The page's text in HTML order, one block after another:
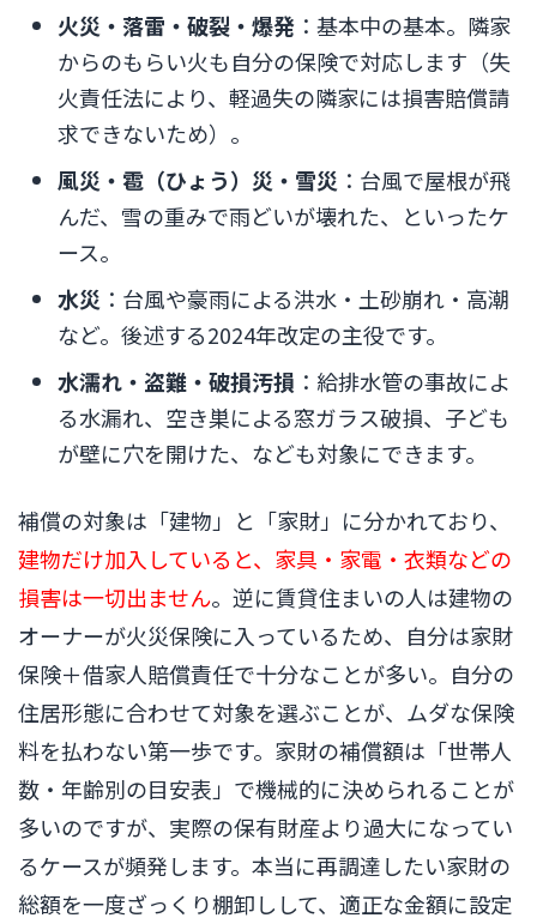
火災・落雷・破裂・爆発 ：基本中の基本。隣家
からのもらい火も自分の保険で対応します（失
火責任法により、軽過失の隣家には損害賠償請
求できないため）。
風災・雹（ひょう）災・雪災 ：台風で屋根が飛
んだ、雪の重みで雨どいが壊れた、といったケ
ース。
水災 ：台風や豪雨による洪水・土砂崩れ・高潮
など。後述する2024年改定の主役です。
水濡れ・盗難・破損汚損 ：給排水管の事故によ
る水漏れ、空き巣による窓ガラス破損、子ども
が壁に穴を開けた、なども対象にできます。
補償の対象は「建物」と「家財」に分かれており、
建物だけ加入していると、家具・家電・衣類などの
損害は一切出ません。逆に賃貸住まいの人は建物の
オーナーが火災保険に入っているため、自分は家財
保険＋借家人賠償責任で十分なことが多い。自分の
住居形態に合わせて対象を選ぶことが、ムダな保険
料を払わない第一歩です。家財の補償額は「世帯人
数・年齢別の目安表」で機械的に決められることが
多いのですが、実際の保有財産より過大になってい
るケースが頻発します。本当に再調達したい家財の
総額を一度ざっくり棚卸しして、適正な金額に設定